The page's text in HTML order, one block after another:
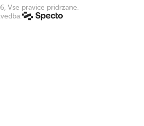
Vse pravice pridržane.